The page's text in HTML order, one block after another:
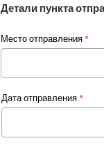
Детали пункта
Место отправления *
Дата отправления *